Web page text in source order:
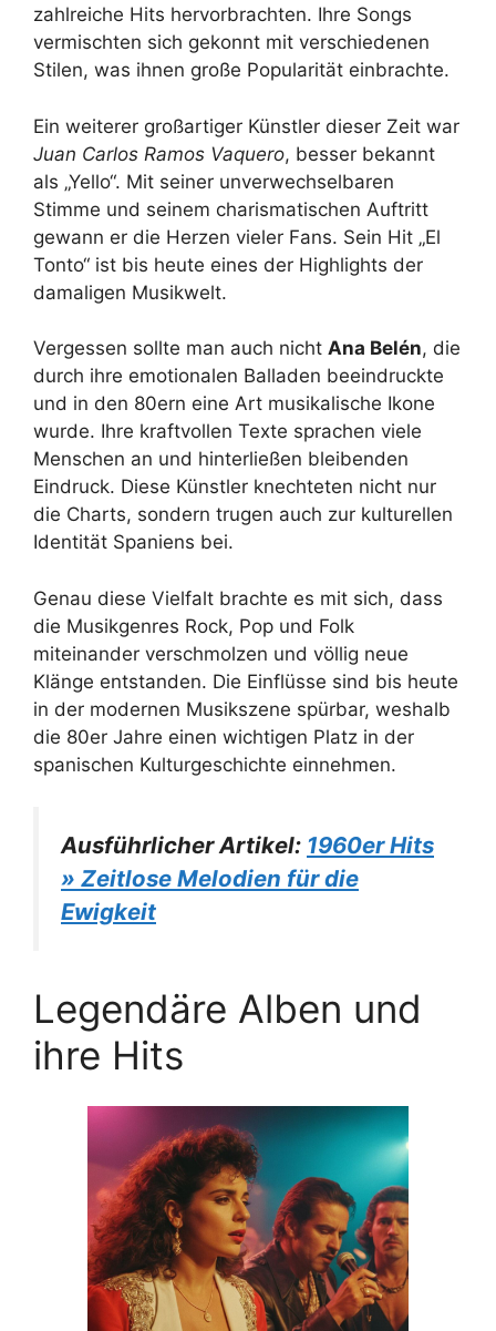
zahlreiche Hits hervorbrachten. Ihre Songs
vermischten sich gekonnt mit verschiedenen
Stilen, was ihnen große Popularität einbrachte.
Ein weiterer großartiger Künstler dieser Zeit war
Juan Carlos Ramos Vaquero, besser bekannt
als „Yello“. Mit seiner unverwechselbaren
Stimme und seinem charismatischen Auftritt
gewann er die Herzen vieler Fans. Sein Hit „El
Tonto“ ist bis heute eines der Highlights der
damaligen Musikwelt.
Vergessen sollte man auch nicht Ana Belén, die
durch ihre emotionalen Balladen beeindruckte
und in den 80ern eine Art musikalische Ikone
wurde. Ihre kraftvollen Texte sprachen viele
Menschen an und hinterließen bleibenden
Eindruck. Diese Künstler knechteten nicht nur
die Charts, sondern trugen auch zur kulturellen
Identität Spaniens bei.
Genau diese Vielfalt brachte es mit sich, dass
die Musikgenres Rock, Pop und Folk
miteinander verschmolzen und völlig neue
Klänge entstanden. Die Einflüsse sind bis heute
in der modernen Musikszene spürbar, weshalb
die 80er Jahre einen wichtigen Platz in der
spanischen Kulturgeschichte einnehmen.
Ausführlicher Artikel: 1960er Hits
» Zeitlose Melodien für die
Ewigkeit
Legendäre Alben und
ihre Hits